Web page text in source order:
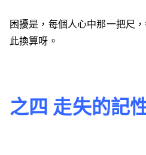
困擾是，每個人心中那一把尺
此換算呀。
之四 走失的記